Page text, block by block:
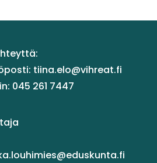
tiina.elo@vihreat.fi
045 261 7447